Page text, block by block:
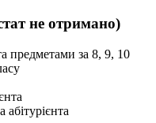
не отримано)
предметами за 8, 9, 10